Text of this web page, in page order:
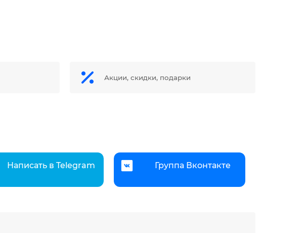
Акции, скидки, подарки
Написать в Telegram Группа Вконтакте